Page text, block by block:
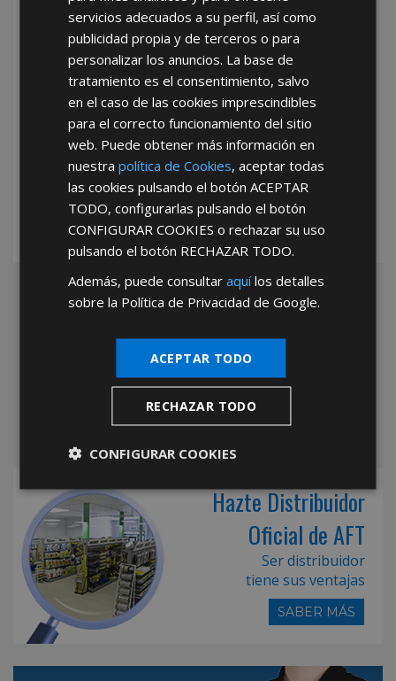
*Abstenerse particulares, sólo venta a tiendas y empresas minoristas y
Hazte Distribuidor
Oficial de AFT
Ser distribuidor
tiene sus ventajas
SABER MÁS
servicios adecuados a su perfil, así como
publicidad propia y de terceros o para
personalizar los anuncios. La base de
tratamiento es el consentimiento, salvo
en el caso de las cookies imprescindibles
para el correcto funcionamiento del sitio
web. Puede obtener más información en
nuestrapolítica de Cookies, aceptar todas
las cookies pulsando el botónACEPTAR
TODO, configurarlas pulsando el botón
CONFIGURAR COOKIES o rechazar su uso
pulsando el botón RECHAZAR TODO.
Además, puede consultaraquílos detalles
sobre la Política de Privacidad de Google.
ACEPTAR TODO
RECHAZAR TODO
CONFIGURAR COOKIES